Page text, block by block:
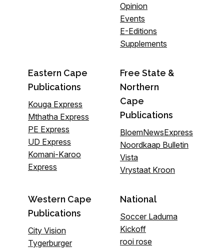
Opinion
Events
E-Editions
Supplements
Eastern Cape
Publications
Kouga Express
Mthatha Express
PE Express
UD Express
Komani-Karoo
Express
Free State &
Northern
Cape
Publications
BloemNewsExpress
Noordkaap Bulletin
Vista
Vrystaat Kroon
Western Cape
Publications
City Vision
Tygerburger
National
Soccer Laduma
Kickoff
rooi rose